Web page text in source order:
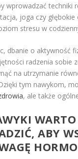
wprowadzać techniki
joga czy głębokie
stresu w
dbanie o aktywność
radzenia sobie
na utrzymanie
tym nawykom,
, ale także
WARTO
ABY